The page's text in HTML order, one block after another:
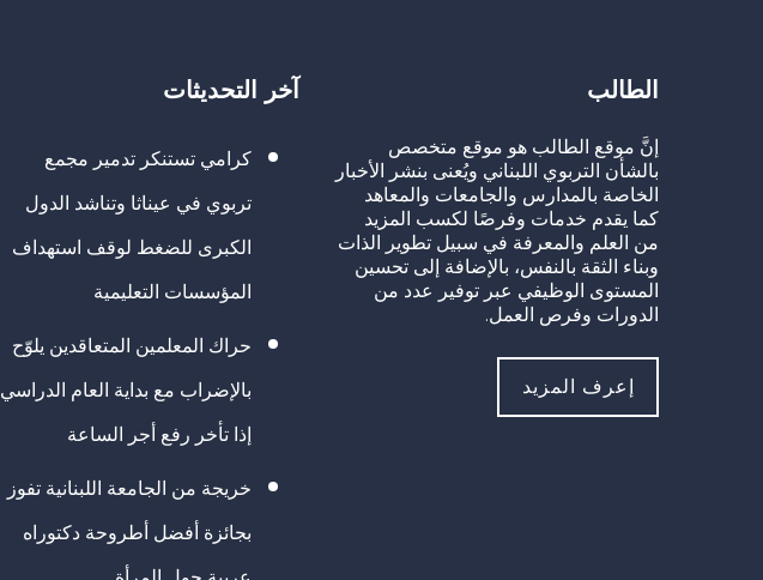
الطالب
إنَّ موقع الطالب هو موقع متخصص
بالشأن التربوي اللبناني ويُعنى بنشر الأخبار
الخاصة بالمدارس والجامعات والمعاهد
كما يقدم خدمات وفرصًا لكسب المزيد
من العلم والمعرفة في سبيل تطوير الذات
وبناء الثقة بالنفس، بالإضافة إلى تحسين
المستوى الوظيفي عبر توفير عدد من
الدورات وفرص العمل.
إعرف المزيد
آخر التحديثات
كرامي تستنكر تدمير مجمع
تربوي في عيناثا وتناشد الدول
الكبرى للضغط لوقف استهداف
المؤسسات التعليمية
حراك المعلمين المتعاقدين يلوّح
بالإضراب مع بداية العام الدراسي
إذا تأخر رفع أجر الساعة
خريجة من الجامعة اللبنانية تفوز
بجائزة أفضل أطروحة دكتوراه